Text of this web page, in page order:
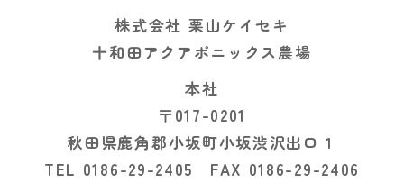
株式会社 栗山ケイセキ
十和田アクアポニックス農場
本社
〒017-0201
秋田県鹿角郡小坂町小坂渋沢出口１
TEL 0186-29-2405 FAX 0186-29-2406